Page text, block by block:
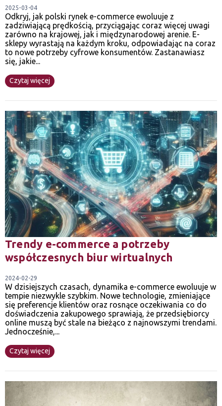
2025-03-04
Odkryj, jak polski rynek e-commerce ewoluuje z
zadziwiającą prędkością, przyciągając coraz więcej uwagi
zarówno na krajowej, jak i międzynarodowej arenie. E-
sklepy wyrastają na każdym kroku, odpowiadając na coraz
to nowe potrzeby cyfrowe konsumentów. Zastanawiasz
się, jakie...
Czytaj więcej
Trendy e-commerce a potrzeby
współczesnych biur wirtualnych
2024-02-29
W dzisiejszych czasach, dynamika e-commerce ewoluuje w
tempie niezwykle szybkim. Nowe technologie, zmieniające
się preferencje klientów oraz rosnące oczekiwania co do
doświadczenia zakupowego sprawiają, że przedsiębiorcy
online muszą być stale na bieżąco z najnowszymi trendami.
Jednocześnie,...
Czytaj więcej